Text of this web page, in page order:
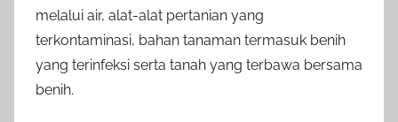
melalui air, alat-alat pertanian yang
terkontaminasi, bahan tanaman termasuk benih
yang terinfeksi serta tanah yang terbawa bersama
benih.